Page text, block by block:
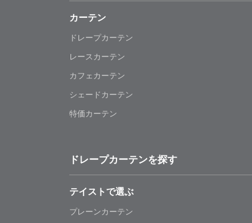
カーテン
ドレープカーテン
レースカーテン
カフェカーテン
シェードカーテン
特価カーテン
ドレープカーテンを探す
テイストで選ぶ
プレーンカーテン